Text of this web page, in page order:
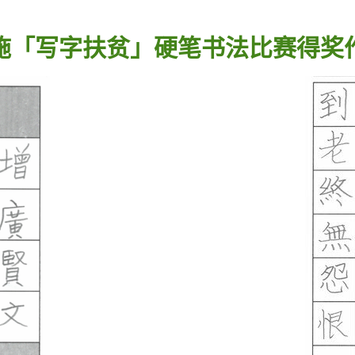
「写字扶贫」硬笔书法比赛得奖